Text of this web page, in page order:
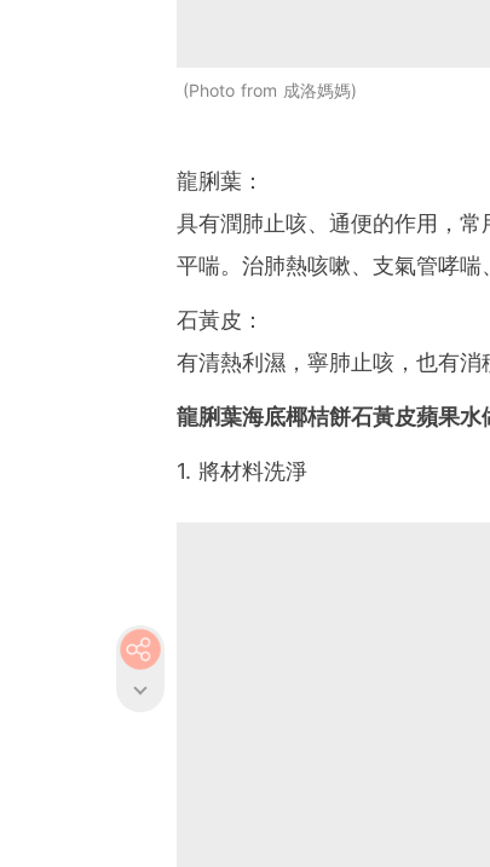
Photo from 成洛媽媽
龍脷葉：
具有潤肺止咳、通便的作用，
平喘。治肺熱咳嗽、支氣管哮喘
石黃皮：
有清熱利濕，寧肺止咳，也有消
龍脷葉海底椰桔餅石黃皮蘋果水
1. 將材料洗淨